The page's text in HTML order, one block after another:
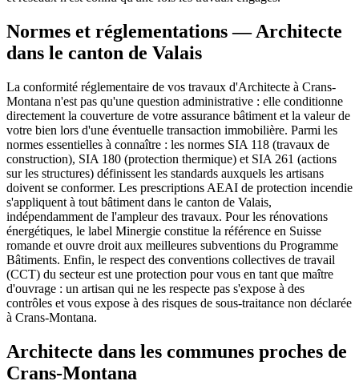
Normes et réglementations — Architecte
dans le canton de Valais
La conformité réglementaire de vos travaux d'Architecte à Crans-
Montana n'est pas qu'une question administrative : elle conditionne
directement la couverture de votre assurance bâtiment et la valeur de
votre bien lors d'une éventuelle transaction immobilière. Parmi les
normes essentielles à connaître : les normes SIA 118 (travaux de
construction), SIA 180 (protection thermique) et SIA 261 (actions
sur les structures) définissent les standards auxquels les artisans
doivent se conformer. Les prescriptions AEAI de protection incendie
s'appliquent à tout bâtiment dans le canton de Valais,
indépendamment de l'ampleur des travaux. Pour les rénovations
énergétiques, le label Minergie constitue la référence en Suisse
romande et ouvre droit aux meilleures subventions du Programme
Bâtiments. Enfin, le respect des conventions collectives de travail
(CCT) du secteur est une protection pour vous en tant que maître
d'ouvrage : un artisan qui ne les respecte pas s'expose à des
contrôles et vous expose à des risques de sous-traitance non déclarée
à Crans-Montana.
Architecte dans les communes proches de
Crans-Montana